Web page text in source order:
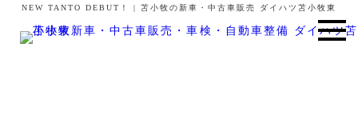
NEW TANTO DEBUT！ | 苫小牧の新車・中古車販売 ダイハツ苫小牧東